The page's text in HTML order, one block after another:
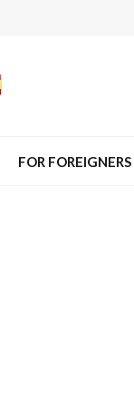
FOR FOREIGNERS